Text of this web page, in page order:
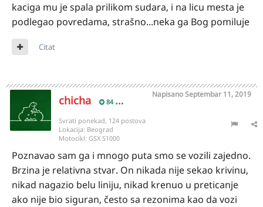
kaciga mu je spala prilikom sudara, i na licu mesta je
podlegao povredama, strašno...neka ga Bog pomiluje
Citat
chicha 84
NapisanoSeptembar 11, 2019
Svrati ponekad, 124 postova
Lokacija: Beograd
Motocikl: GSX S1000
Poznavao sam ga i mnogo puta smo se vozili zajedno.
Brzina je relativna stvar. On nikada nije sekao krivinu,
nikad nagazio belu liniju, nikad krenuo u preticanje
ako nije bio siguran, često sa rezonima kao da vozi